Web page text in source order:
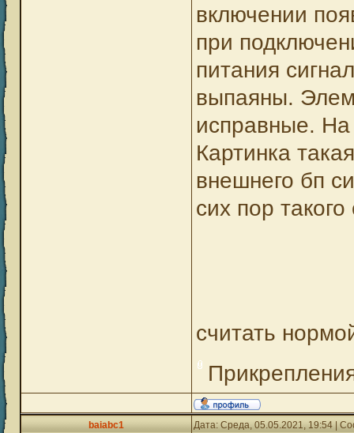
включении
при
питания
выпаяны.
исправные. На
Картинка
внешнего бп
сих пор
считать
baiabc1 Дата: Среда, 05.05.2021, 19:54 |